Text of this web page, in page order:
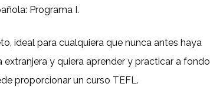
Programa I.
ideal para cualquiera que nunca antes haya
y quiera aprender y practicar a fondo
proporcionar un curso TEFL.